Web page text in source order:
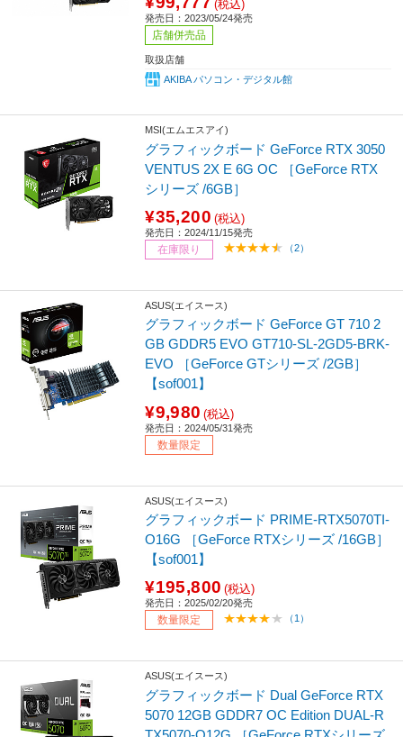
(税込)
発売日：2023/05/24発売
店舗併売品
取扱店舗
AKIBA パソコン・デジタル館
MSI(エムエスアイ)
グラフィックボード GeForce RTX 3050
VENTUS 2X E 6G OC ［GeForce RTX
シリーズ /6GB］
¥35,200 (税込)
発売日：2024/11/15発売
在庫限り （2）
ASUS(エイスース)
グラフィックボード GeForce GT 710 2
GB GDDR5 EVO GT710-SL-2GD5-BRK-
EVO ［GeForce GTシリーズ /2GB］
【sof001】
¥9,980 (税込)
発売日：2024/05/31発売
数量限定
ASUS(エイスース)
グラフィックボード PRIME-RTX5070TI-
O16G ［GeForce RTXシリーズ /16GB］
【sof001】
¥195,800 (税込)
発売日：2025/02/20発売
数量限定 （1）
ASUS(エイスース)
グラフィックボード Dual GeForce RTX
5070 12GB GDDR7 OC Edition DUAL-R